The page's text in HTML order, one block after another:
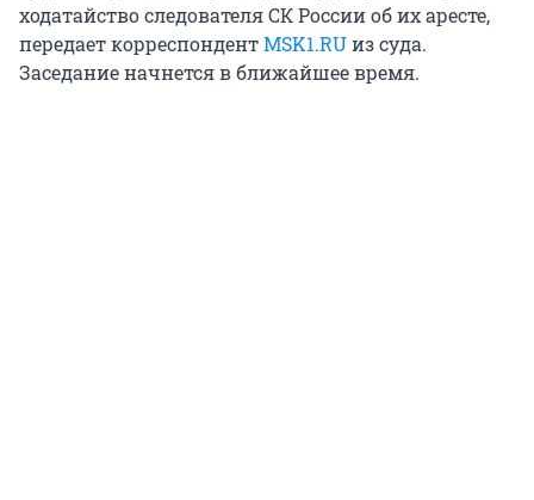
ходатайство следователя СК России об их аресте,
передает корреспондентMSK1.RUиз суда.
Заседание начнется в ближайшее время.